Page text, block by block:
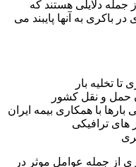
جمله دلایلی هستند که
باکری به آنها پایبند می
تخلیه بار
حمل و نقل کشور
با همکاری بیمه ایران
های ترافیکی
از جمله عوامل موثر در